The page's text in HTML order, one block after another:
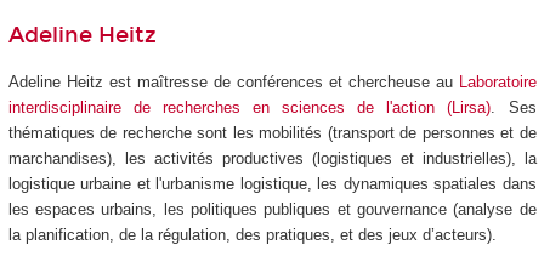
Adeline Heitz
Adeline Heitz est maîtresse de conférences et chercheuse au Laboratoire
interdisciplinaire de recherches en sciences de l'action (Lirsa). Ses
thématiques de recherche sont les mobilités (transport de personnes et de
marchandises), les activités productives (logistiques et industrielles), la
logistique urbaine et l'urbanisme logistique, les dynamiques spatiales dans
les espaces urbains, les politiques publiques et gouvernance (analyse de
la planification, de la régulation, des pratiques, et des jeux d’acteurs).